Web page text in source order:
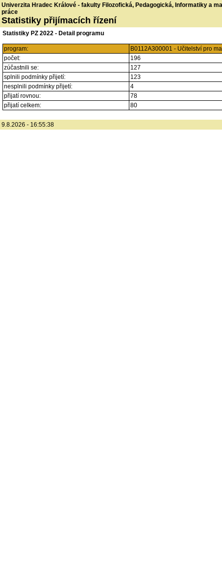
Univerzita Hradec Králové - fakulty Filozofická, Pedagogická, Informatiky a
práce
Statistiky přijímacích řízení
Statistiky PZ 2022 - Detail programu
program:
B0112A300001 - Učitelství pro
počet:
196
zúčastnili se:
127
splnili podmínky přijetí:
123
nesplnili podmínky přijetí:
4
přijatí rovnou:
78
přijatí celkem:
80
9.8.2026 - 16:55:38